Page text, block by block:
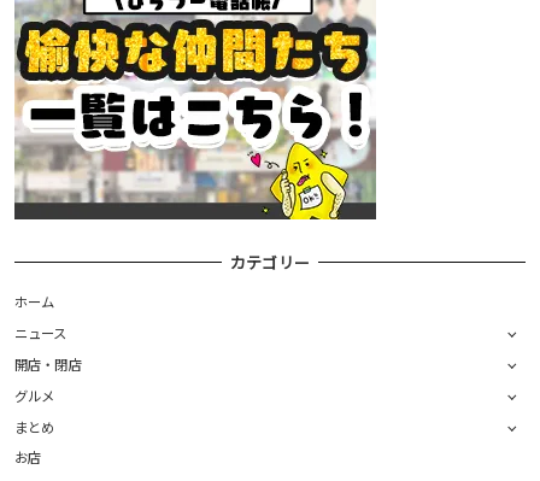
カテゴリー
ホーム
ニュース
開店・閉店
グルメ
まとめ
お店